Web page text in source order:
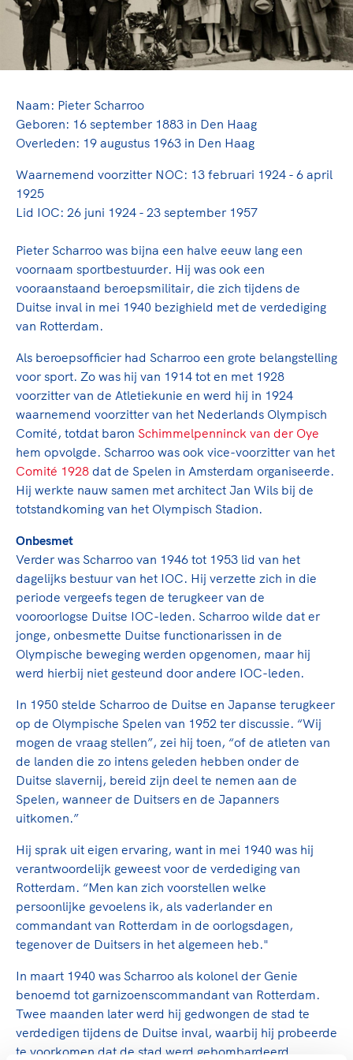
Sportonderzoek
Sportakkoord II
Game Changer
TeamNL kids
Olympische geschiedenis
Nieuwspagina
Sport gaat niet vanzelf
Sport verenigt. Op sportclubs, pleintjes, tijdens
een rondje fietsen, door samen te skaten of naar
de sportschool te gaan. Door samen te juichen
voor Sifan Hassan, Rico Verhoeven, Diede de
Groot en het Nederlands Elftal. Of met trots te
genieten van de karatewedstrijd van je dochter,
de halve marathon van je moeder of de
hockeywedstrijd van je buurjongen.
Veilige en integere sport
Diversiteit en inclusie
Gezonde sportomgeving
Bekwaam sportkader
Vitale clubs en bestuurlijk kader
Sportmatch
Clubacties
Opleidingen en trainingen
High5 Stappenplan
Ruimte voor sport
Clubondersteuning
Beroepskrachten
Samen voor een veilige
sportomgeving
Voor welk gedrag staat de club? Wat mag wel
langs de lijn, in de kleedkamer, kantine en online?
hier richting aan en is dus een belangrijk
onderdeel van het clubbeleid rondom gewenst en
ongewenst gedrag.
Lees verder
TeamNL Academie Kalender
Kennisaanbod TeamNL Experts
Olympische Spelen LA28
Europese Spelen Istanbul 2027
Topsportfinanciering
Maatschappelijke waarde topsport
Top teamsportcompetities
De TeamNL Academie
De TeamNL Academie biedt een leer- en
ontwikkelprogramma voor de volgende functies
binnen TeamNL programma's: experts, coaches,
bestuurders, (technisch) directeuren, managers en
toekomstig kader.
Lees verder
Naam: Pieter Scharroo
Geboren: 16 september 1883 in Den Haag
Overleden: 19 augustus 1963 in Den Haag
Waarnemend voorzitter NOC: 13 februari 1924 - 6 april
1925
Lid IOC: 26 juni 1924 - 23 september 1957
Pieter Scharroo was bijna een halve eeuw lang een
voornaam sportbestuurder. Hij was ook een
vooraanstaand beroepsmilitair, die zich tijdens de
Duitse inval in mei 1940 bezighield met de verdediging
van Rotterdam.
Als beroepsofficier had Scharroo een grote belangstelling
voor sport. Zo was hij van 1914 tot en met 1928
voorzitter van de Atletiekunie en werd hij in 1924
waarnemend voorzitter van het Nederlands Olympisch
Comité, totdat baron Schimmelpenninck van der Oye
hem opvolgde. Scharroo was ook vice-voorzitter van het
Comité 1928 dat de Spelen in Amsterdam organiseerde.
Hij werkte nauw samen met architect Jan Wils bij de
totstandkoming van het Olympisch Stadion.
Onbesmet
Verder was Scharroo van 1946 tot 1953 lid van het
dagelijks bestuur van het IOC. Hij verzette zich in die
periode vergeefs tegen de terugkeer van de
vooroorlogse Duitse IOC-leden. Scharroo wilde dat er
jonge, onbesmette Duitse functionarissen in de
Olympische beweging werden opgenomen, maar hij
werd hierbij niet gesteund door andere IOC-leden.
In 1950 stelde Scharroo de Duitse en Japanse terugkeer
op de Olympische Spelen van 1952 ter discussie. “Wij
mogen de vraag stellen”, zei hij toen, “of de atleten van
de landen die zo intens geleden hebben onder de
Duitse slavernij, bereid zijn deel te nemen aan de
Spelen, wanneer de Duitsers en de Japanners
uitkomen.”
Hij sprak uit eigen ervaring, want in mei 1940 was hij
verantwoordelijk geweest voor de verdediging van
Rotterdam. “Men kan zich voorstellen welke
persoonlijke gevoelens ik, als vaderlander en
commandant van Rotterdam in de oorlogsdagen,
tegenover de Duitsers in het algemeen heb."
In maart 1940 was Scharroo als kolonel der Genie
benoemd tot garnizoenscommandant van Rotterdam.
Twee maanden later werd hij gedwongen de stad te
verdedigen tijdens de Duitse inval, waarbij hij probeerde
te voorkomen dat de stad werd gebombardeerd.